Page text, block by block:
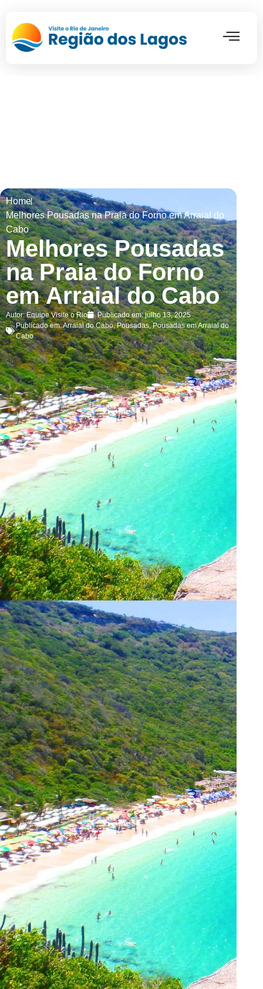
Home
Melhores Pousadas na Praia do Forno em Arraial do
Cabo
Melhores Pousadas
na Praia do Forno
em Arraial do Cabo
Autor:Equipe Visite o Rio Publicado em: julho 13, 2025
Publicado em:Arraial do Cabo,Pousadas,Pousadas em Arraial do
Cabo